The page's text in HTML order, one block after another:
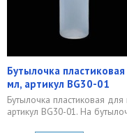
Бутылочка
мл, артикул BG30-01
Бутылочка пластиковая
артикул BG30-01. На